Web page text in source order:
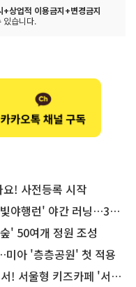
상업적 이용금지+변경금지
있습니다.
! 사전등록 시작
' 야간 러닝…300명 모집
' 50여개 정원 조성
아 '층층공원' 첫 적용
키즈카페 '서울가족플라자점'